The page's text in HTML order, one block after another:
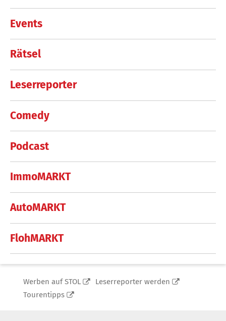
Events
Rätsel
Leserreporter
Comedy
Podcast
ImmoMARKT
AutoMARKT
FlohMARKT
Werben auf STOL
Leserreporter werden
Tourentipps